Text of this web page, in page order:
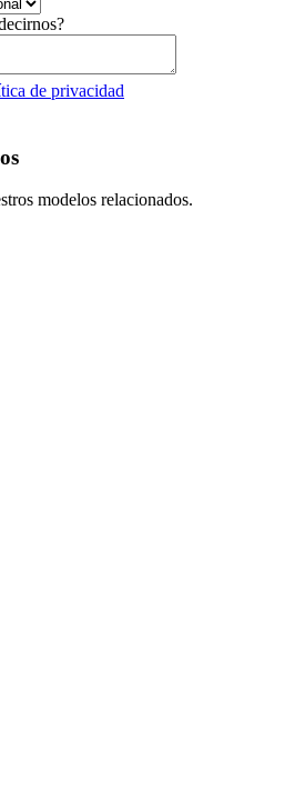
de privacidad
modelos relacionados.